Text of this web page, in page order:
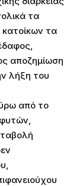
τα
κατοίκων τα
αποζημίωση
λήξη του
από το